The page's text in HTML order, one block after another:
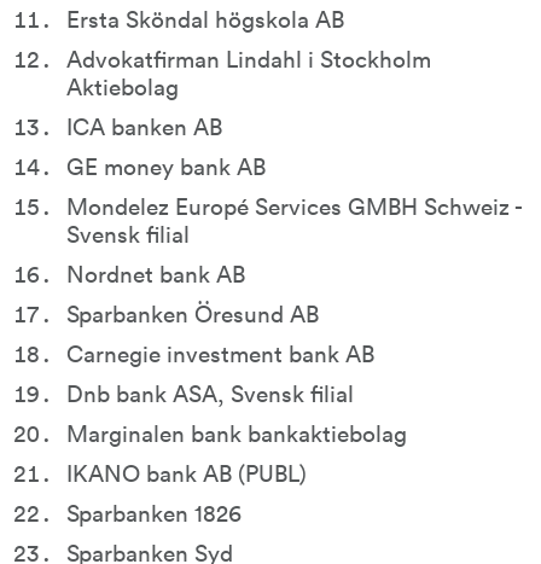
Ersta Sköndal högskola AB
Advokatfirman Lindahl i Stockholm
Aktiebolag
ICA banken AB
GE money bank AB
Mondelez Europé Services GMBH Schweiz -
Svensk filial
Nordnet bank AB
Sparbanken Öresund AB
Carnegie investment bank AB
Dnb bank ASA, Svensk filial
Marginalen bank bankaktiebolag
IKANO bank AB (PUBL)
Sparbanken 1826
Sparbanken Syd